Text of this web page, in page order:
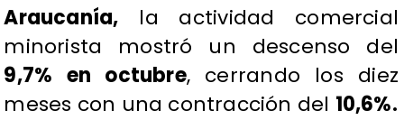
Araucanía, la actividad comercial
minorista mostró un descenso del
9,7% en octubre, cerrando los diez
meses con una contracción del 10,6%.